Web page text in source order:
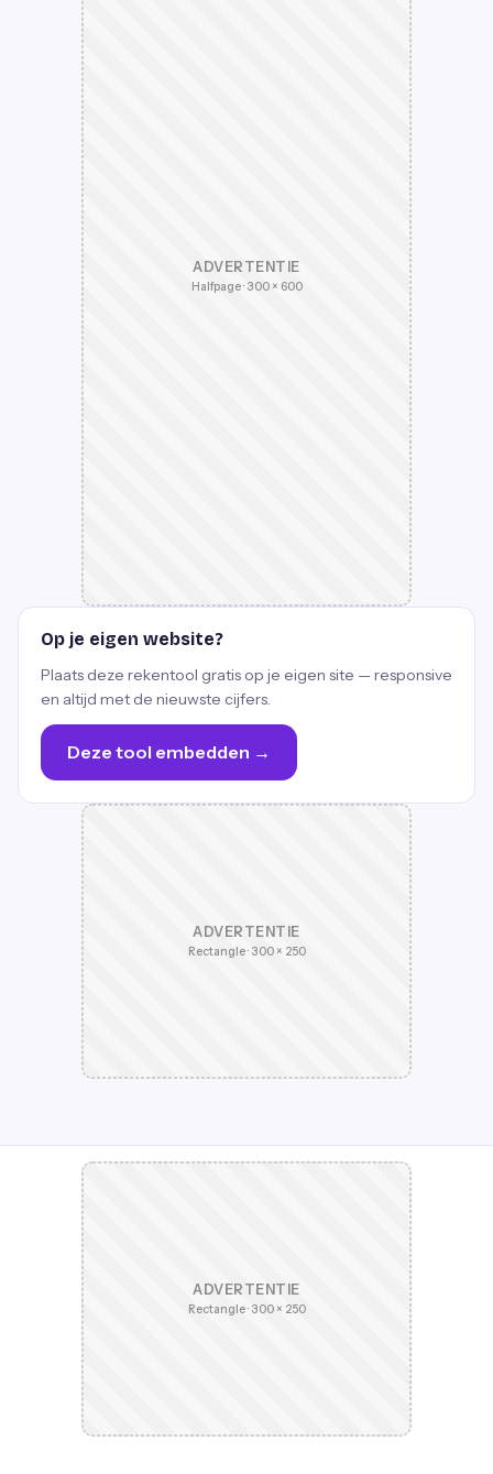
ADVERTENTIE
Halfpage · 300 × 600
Op je eigen website?
Plaats deze rekentool gratis op je eigen site — responsive
en altijd met de nieuwste cijfers.
Deze tool embedden →
ADVERTENTIE
Rectangle · 300 × 250
ADVERTENTIE
Rectangle · 300 × 250